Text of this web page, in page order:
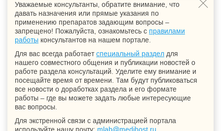
Уважаемые консультанты, обратите внимание, что
давать назначения или прямые указания по
применению препаратов задающим вопросы –
запрещено! Пожалуйста, ознакомьтесь с правилами
работы консультантов на нашем портале.
Для вас всегда работаетспециальный раздел для
нашего совместного общения и публикации новостей о
работе раздела консультаций. Уделите ему внимание и
посещайте время от времени. Там будут публиковаться
все новости о доработках раздела и его формате
работы – где вы можете задать любые интересующие
вас вопросы.
Для экстренной связи с администрацией портала